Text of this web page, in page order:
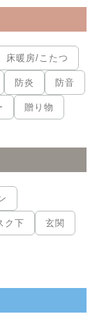
床暖房/こたつ
防炎 防音
贈り物
ク下 玄関